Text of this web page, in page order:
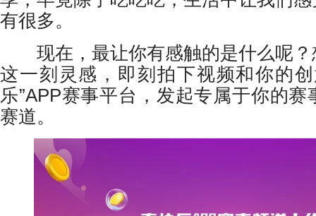
有很多。
现在，最让你有感触的是什么呢？
这一刻灵感，即刻拍下视频和你的
乐”APP赛事平台，发起专属于你的
赛道。